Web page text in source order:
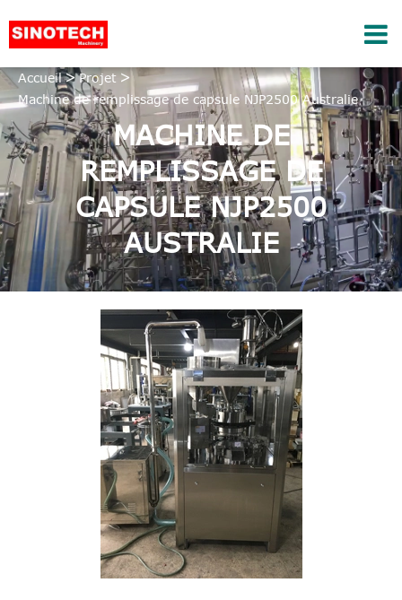
Accueil
Projet
Machine de remplissage de capsule NJP2500 Australie
MACHINE DE
REMPLISSAGE DE
CAPSULE NJP2500
AUSTRALIE